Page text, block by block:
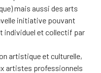
mais aussi des arts
initiative pouvant
individuel et collectif par
artistique et culturelle,
artistes professionnels